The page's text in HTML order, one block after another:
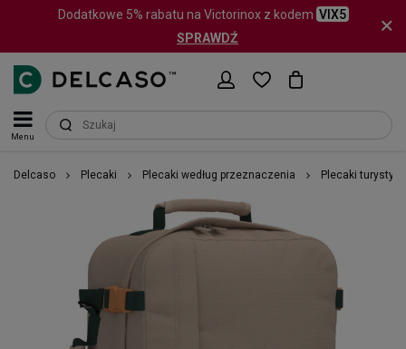
Dodatkowe 5% rabatu na Victorinox z kodem VIX5
SPRAWDŹ
Menu
Delcaso Plecaki Plecaki według przeznaczenia Plecaki